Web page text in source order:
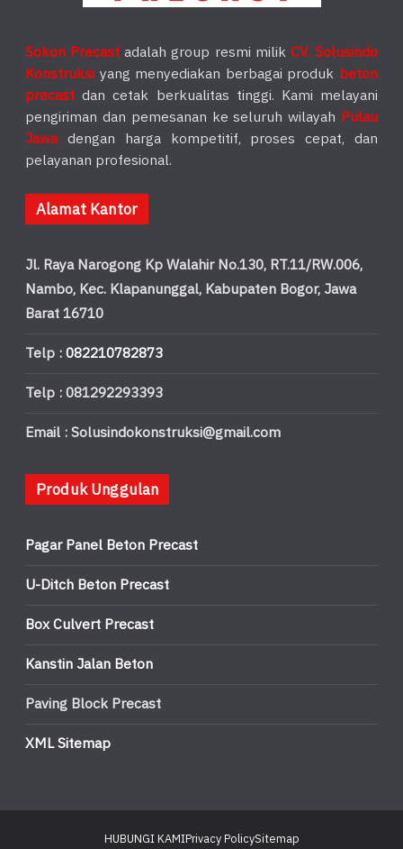
Sokon Precast adalah group resmi milik CV. Solusindo
Konstruksi yang menyediakan berbagai produk beton
precast dan cetak berkualitas tinggi. Kami melayani
pengiriman dan pemesanan ke seluruh wilayah Pulau
Jawadengan harga kompetitif, proses cepat, dan
pelayanan profesional.
Alamat Kantor
Jl. Raya Narogong Kp Walahir No.130, RT.11/RW.006,
Nambo, Kec. Klapanunggal, Kabupaten Bogor, Jawa
Barat 16710
Telp :082210782873
Telp : 081292293393
Email : Solusindokonstruksi@gmail.com
Produk Unggulan
Pagar Panel Beton Precast
U-Ditch Beton Precast
Box Culvert Precast
Kanstin Jalan Beton
Paving Block Precast
XML Sitemap
HUBUNGI KAMIPrivacy PolicySitemap